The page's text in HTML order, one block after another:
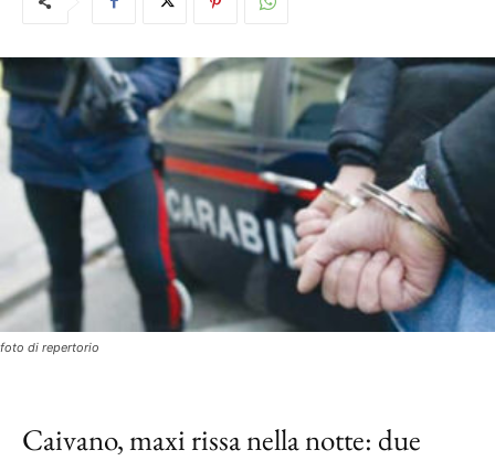
foto di repertorio
Caivano, maxi rissa nella notte: due